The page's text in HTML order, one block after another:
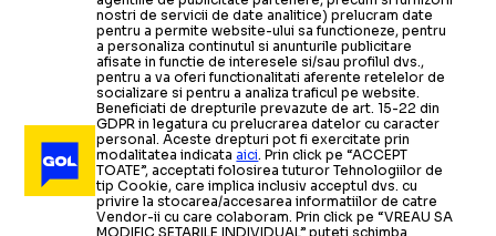
THEODOR JUMĂTATE Ce poate învăța Gică Hagide
la Spania. Ce poate schimba!
21.07
DAN UDREA ÎI IA APĂRAREA „INFAMULUI” INFANTINO
„Mondial fabulos, cu o excepție mizerabilă. Dar până
și aceasta va fi, pe termen lung, înbeneficiul
OPINII
SILVIU TUDOR
OPINII
CRISTIAN
nostri de servicii de date analitice) prelucram date
pentru a permite website-ului sa functioneze, pentru
a personaliza continutul si anunturile publicitare
afisate in functie de interesele si/sau profilul dvs.,
pentru a va oferi functionalitati aferente retelelor de
socializare si pentru a analiza traficul pe website.
Beneficiati de drepturile prevazute de art. 15-22 din
GDPR in legatura cu prelucrarea datelor cu caracter
personal. Aceste drepturi pot fi exercitate prin
modalitatea indicataaici . Prin click pe “ACCEPT
TOATE”, acceptati folosirea tuturor Tehnologiilor de
tip Cookie, care implica inclusiv acceptul dvs. cu
privire la stocarea/accesarea informatiilor de catre
Vendor-ii cu care colaboram. Prin click pe “VREAU SA
MODIFIC SETARILE INDIVIDUAL” puteti schimba